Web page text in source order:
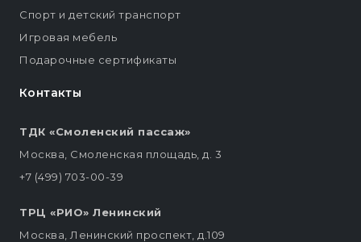
Контакты
ТДК «Смоленский пассаж»
Москва, Смоленская площадь, д. 3
+7 (499) 703-00-39
ТРЦ «РИО» Ленинский
Москва, Ленинский проспект, д.109
Спорт и детский транспорт
Игровая мебель
Подарочные сертификаты